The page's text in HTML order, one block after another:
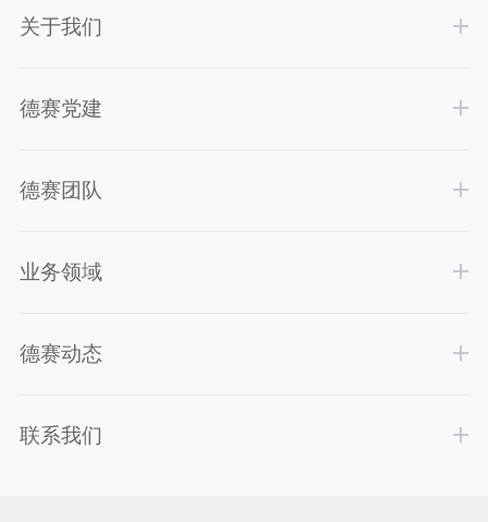
关于我们
德赛党建
德赛团队
业务领域
德赛动态
联系我们